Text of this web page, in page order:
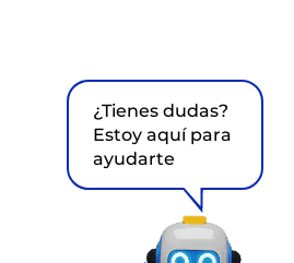
¿Tienes dudas?
Estoy aquí para
ayudarte